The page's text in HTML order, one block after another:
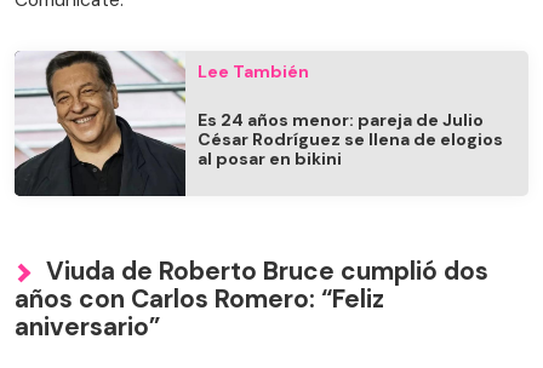
Lee También
Es 24 años menor: pareja de Julio
César Rodríguez se llena de elogios
al posar en bikini
Viuda de Roberto Bruce cumplió dos
años con Carlos Romero: “Feliz
aniversario”